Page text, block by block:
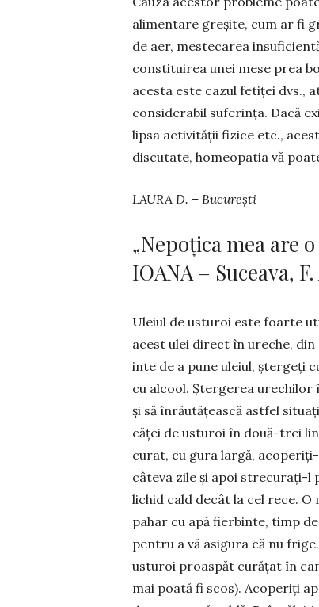
alimentare greșite, cum ar fi
de aer, mestecarea
constituirea unei mese prea
acesta este cazul fetiței dvs.,
consi­derabil sufe­rința. Dacă
lipsa activității fizice etc.,
discutate, homeopatia vă
LAURA D. – București
„Nepoţica mea are
IOANA – Suceava, F.
Uleiul de usturoi este foarte
acest ulei direct în ure­che,
inte de a pune uleiul, ștergeți
cu alcool. Șter­gerea urechilor
și să înrăută­țească astfel
căței de usturoi în două-trei
curat, cu gura largă,
câteva zile și apoi stre­cu­rați-l
lichid cald decât la cel rece.
pahar cu apă fierbinte, timp
pentru a vă asigura că nu
usturoi proaspăt curățat în
mai poată fi scos). Aco­pe­riți